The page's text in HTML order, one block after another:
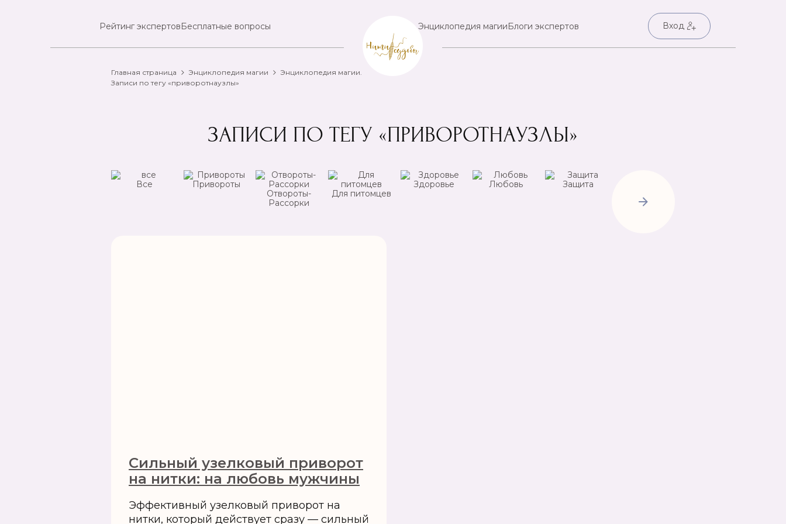
Рейтинг экспертовБесплатные вопросы Энциклопедия магииБлоги экспертов Вход
Главная страница Энциклопедия магии
Энциклопедия магии.
Записи по тегу «приворотнаузлы»
ЗАПИСИ ПО ТЕГУ «ПРИВОРОТНАУЗЛЫ»
Все
Привороты
Отвороты-
Рассорки
Для питомцев
Здоровье Любовь Защита
Сильный узелковый приворот
на нитки: на любовь мужчины
Эффективный узелковый приворот на
нитки, который действует сразу — сильный